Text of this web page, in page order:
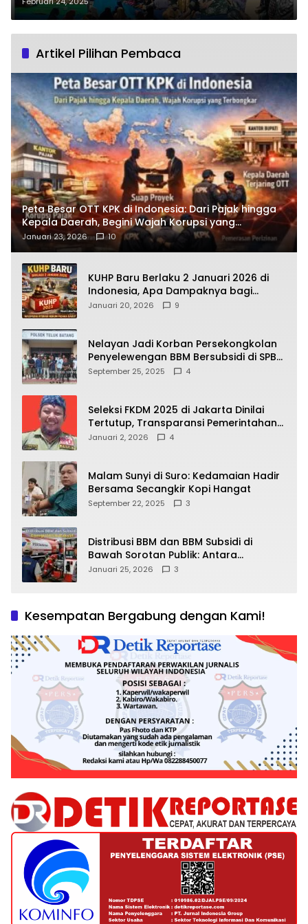
Tua
Artikel Pilihan Pembaca
Peta Besar OTT KPK di Indonesia: Dari Pajak hingga
Kepala Daerah, Begini Wajah Korupsi yang
Terbongkar
Januari 23, 2026 10
KUHP Baru Berlaku 2 Januari 2026 di
Indonesia, Apa Dampaknya bagi
Kehidupan Warga? Ini Aturan Kunci
Januari 20, 2026 9
Nelayan Jadi Korban Persekongkolan
Penyelewengan BBM Bersubsidi di SPBU
64.78809 Teluk Batang
September 25, 2025 4
Seleksi FKDM 2025 di Jakarta Dinilai
Tertutup, Transparansi Pemerintahan
Pramono–Rano Dipertanyakan
Januari 2, 2026 4
Malam Sunyi di Suro: Kedamaian Hadir
Bersama Secangkir Kopi Hangat
September 22, 2025 3
Distribusi BBM dan BBM Subsidi di
Bawah Sorotan Publik: Antara
Kepentingan Negara, Hak Konsumen,
Januari 25, 2026 3
Kesempatan Bergabung dengan Kami!